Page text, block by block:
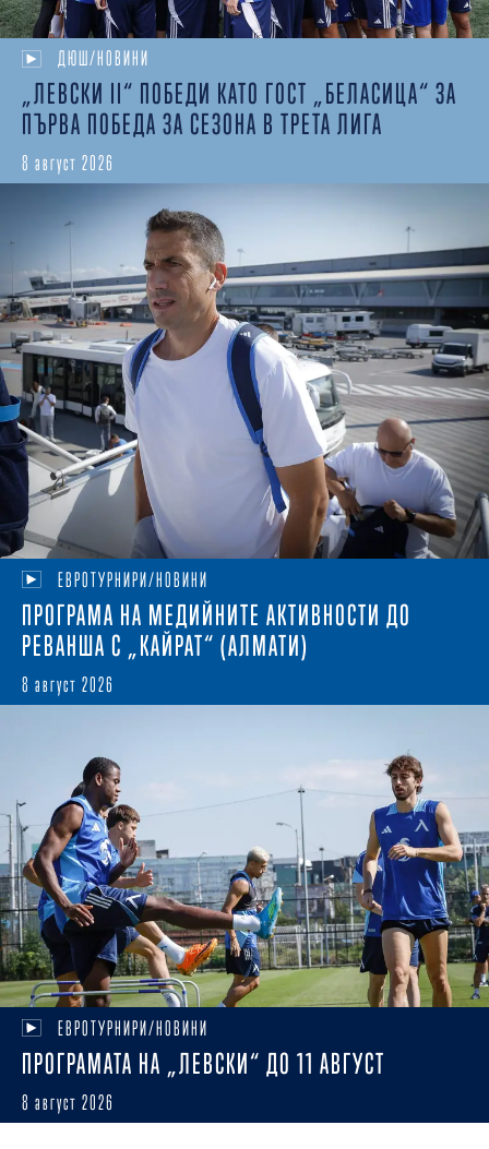
ДЮШ/НОВИНИ
„ЛЕВСКИ II“ ПОБЕДИ КАТО ГОСТ „БЕЛАСИЦА“ ЗА
ПЪРВА ПОБЕДА ЗА СЕЗОНА В ТРЕТА ЛИГА
8 август 2026
ЕВРОТУРНИРИ/НОВИНИ
ПРОГРАМА НА МЕДИЙНИТЕ АКТИВНОСТИ ДО
РЕВАНША С „КАЙРАТ“ (АЛМАТИ)
8 август 2026
ЕВРОТУРНИРИ/НОВИНИ
ПРОГРАМАТА НА „ЛЕВСКИ“ ДО 11 АВГУСТ
8 август 2026